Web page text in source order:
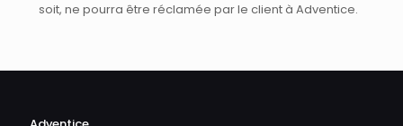
soit, ne pourra être réclamée par le client à Adventice.